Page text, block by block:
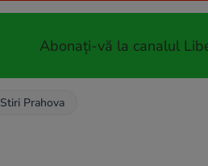
Abonați-vă la canalul
Stiri Prahova